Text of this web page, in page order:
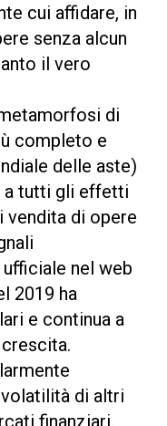
cui affidare, in
senza alcun
il vero
di
completo e
delle aste)
a tutti gli effetti
vendita di opere
nel web
2019 ha
e continua a
di altri
finanziari.